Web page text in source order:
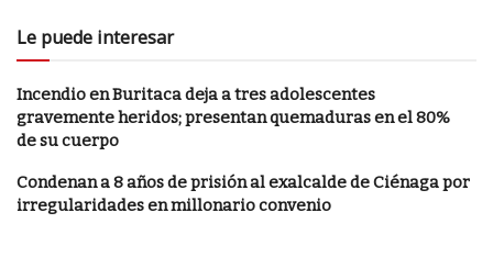
Le puede interesar
Incendio en Buritaca deja a tres adolescentes
gravemente heridos; presentan quemaduras en el 80%
de su cuerpo
Condenan a 8 años de prisión al exalcalde de Ciénaga por
irregularidades en millonario convenio